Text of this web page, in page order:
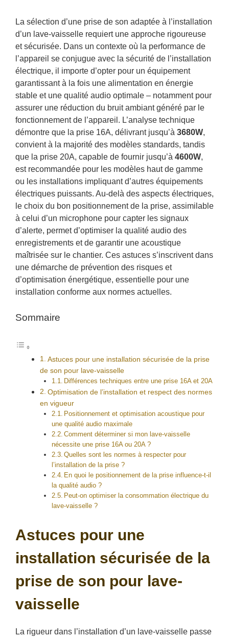
La sélection d’une prise de son adaptée à l’installation
d’un lave-vaisselle requiert une approche rigoureuse
et sécurisée. Dans un contexte où la performance de
l’appareil se conjugue avec la sécurité de l’installation
électrique, il importe d’opter pour un équipement
garantissant à la fois une alimentation en énergie
stable et une qualité audio optimale – notamment pour
assurer une réduction du bruit ambiant généré par le
fonctionnement de l’appareil. L’analyse technique
démontre que la prise 16A, délivrant jusqu’à 3680W,
convient à la majorité des modèles standards, tandis
que la prise 20A, capable de fournir jusqu’à 4600W,
est recommandée pour les modèles haut de gamme
ou les installations impliquant d’autres équipements
électriques puissants. Au-delà des aspects électriques,
le choix du bon positionnement de la prise, assimilable
à celui d’un microphone pour capter les signaux
d’alerte, permet d’optimiser la qualité audio des
enregistrements et de garantir une acoustique
maîtrisée sur le chantier. Ces astuces s’inscrivent dans
une démarche de prévention des risques et
d’optimisation énergétique, essentielle pour une
installation conforme aux normes actuelles.
Sommaire
Astuces pour une installation sécurisée de la prise
de son pour lave-vaisselle
Différences techniques entre une prise 16A et 20A
Optimisation de l’installation et respect des normes
en vigueur
Positionnement et optimisation acoustique pour
une qualité audio maximale
Comment déterminer si mon lave-vaisselle
nécessite une prise 16A ou 20A ?
Quelles sont les normes à respecter pour
l’installation de la prise ?
En quoi le positionnement de la prise influence-t-il
la qualité audio ?
Peut-on optimiser la consommation électrique du
lave-vaisselle ?
Astuces pour une
installation sécurisée de la
prise de son pour lave-
vaisselle
La rigueur dans l’installation d’un lave-vaisselle passe